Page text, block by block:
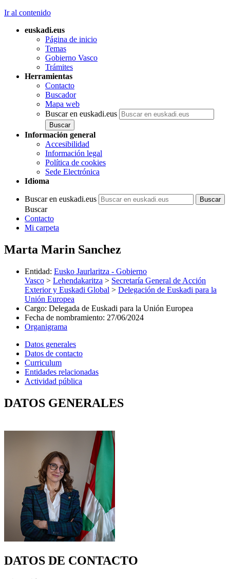
Ir al contenido
euskadi.eus
Página de inicio
Temas
Gobierno Vasco
Trámites
Herramientas
Contacto
Buscador
Mapa web
Buscar en euskadi.eus
Información general
Accesibilidad
Información legal
Política de cookies
Sede Electrónica
Idioma
Buscar en euskadi.eus
Buscar
Contacto
Mi carpeta
Marta Marin Sanchez
Entidad: Eusko Jaurlaritza - Gobierno
Vasco > Lehendakaritza > Secretaría General de Acción
Exterior y Euskadi Global > Delegación de Euskadi para la
Unión Europea
Cargo: Delegada de Euskadi para la Unión Europea
Fecha de nombramiento: 27/06/2024
Organigrama
Datos generales
Datos de contacto
Curriculum
Entidades relacionadas
Actividad pública
DATOS GENERALES
DATOS DE CONTACTO